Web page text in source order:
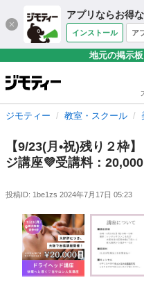
アプリならお得
インストール ア
地元の掲示
ジモティー 教室・スクール
【9/23(月•祝)残り２枠
ジ講座💜受講料：20,000
投稿ID: 1be1zs 2024年7月17日 05:23